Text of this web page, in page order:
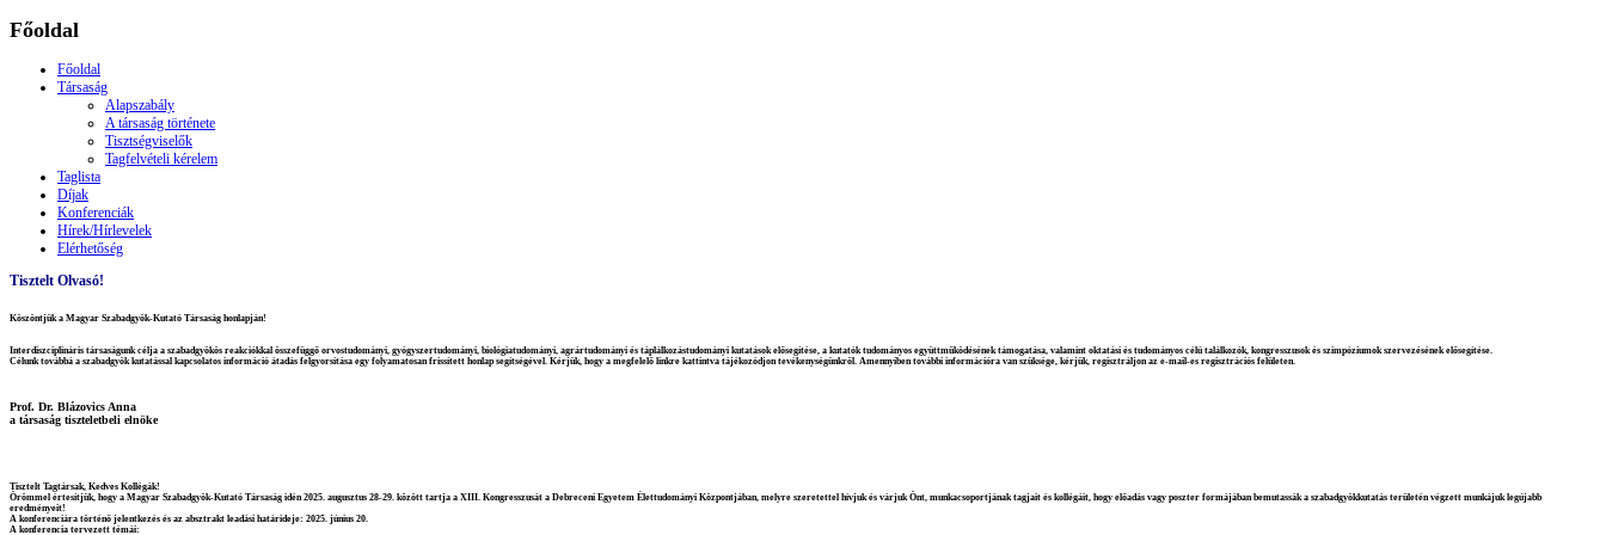
Főoldal
Főoldal
Társaság
Alapszabály
A társaság története
Tisztségviselők
Tagfelvételi kérelem
Taglista
Díjak
Konferenciák
Hírek/Hírlevelek
Elérhetőség
Tisztelt Olvasó!
Köszöntjük a Magyar Szabadgyök-Kutató Társaság honlapján!
Interdiszciplináris társaságunk célja a szabadgyökös reakciókkal összefüggő orvostudományi, gyógyszertudományi, biológiatudományi, agrártudományi és táplálkozástudományi kutatások elősegítése, a kutatók tudományos együttműködésének támogatása, valamint oktatási és tudományos célú találkozók, kongresszusok és szimpóziumok szervezésének elősegítése.
Célunk továbbá a szabadgyök kutatással kapcsolatos információ átadás felgyorsítása egy folyamatosan frissített honlap segítségével. Kérjük, hogy a megfelelő linkre kattintva tájékozódjon tevékenységünkről. Amennyiben további információra van szüksége, kérjük, regisztráljon az e-mail-es regisztrációs felületen.
Prof. Dr. Blázovics Anna
a társaság tiszteletbeli elnöke
Tisztelt Tagtársak, Kedves Kollégák!
Örömmel értesítjük, hogy a Magyar Szabadgyök-Kutató Társaság idén 2025. augusztus 28-29. között tartja a XIII. Kongresszusát a Debreceni Egyetem Élettudományi Központjában, melyre szeretettel hívjuk és várjuk Önt, munkacsoportjának tagjait és kollégáit, hogy előadás vagy poszter formájában bemutassák a szabadgyökkutatás területén végzett munkájuk legújabb
eredményeit!
A konferenciára történő jelentkezés és az absztrakt leadási határideje: 2025. június 20.
A konferencia tervezett témái: